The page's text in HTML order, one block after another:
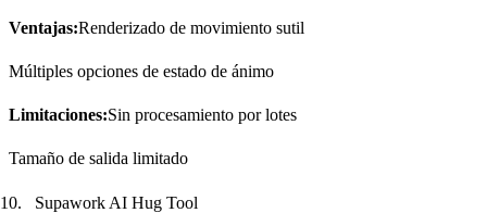
Ventajas:Renderizado de movimiento sutil
Múltiples opciones de estado de ánimo
Limitaciones:Sin procesamiento por lotes
Tamaño de salida limitado
Supawork AI Hug Tool